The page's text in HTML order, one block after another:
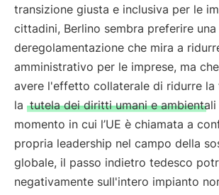
transizione giusta e inclusiva per le
cittadini, Berlino sembra preferire una
deregolamentazione che mira a
amministrativo per le imprese, ma
avere l'effetto collaterale di ridurre la
la tutela dei diritti umani e ambientali
momento in cui l’UE è chiamata a
propria leadership nel campo della
globale, il passo indietro tedesco
negativamente sull'intero impianto